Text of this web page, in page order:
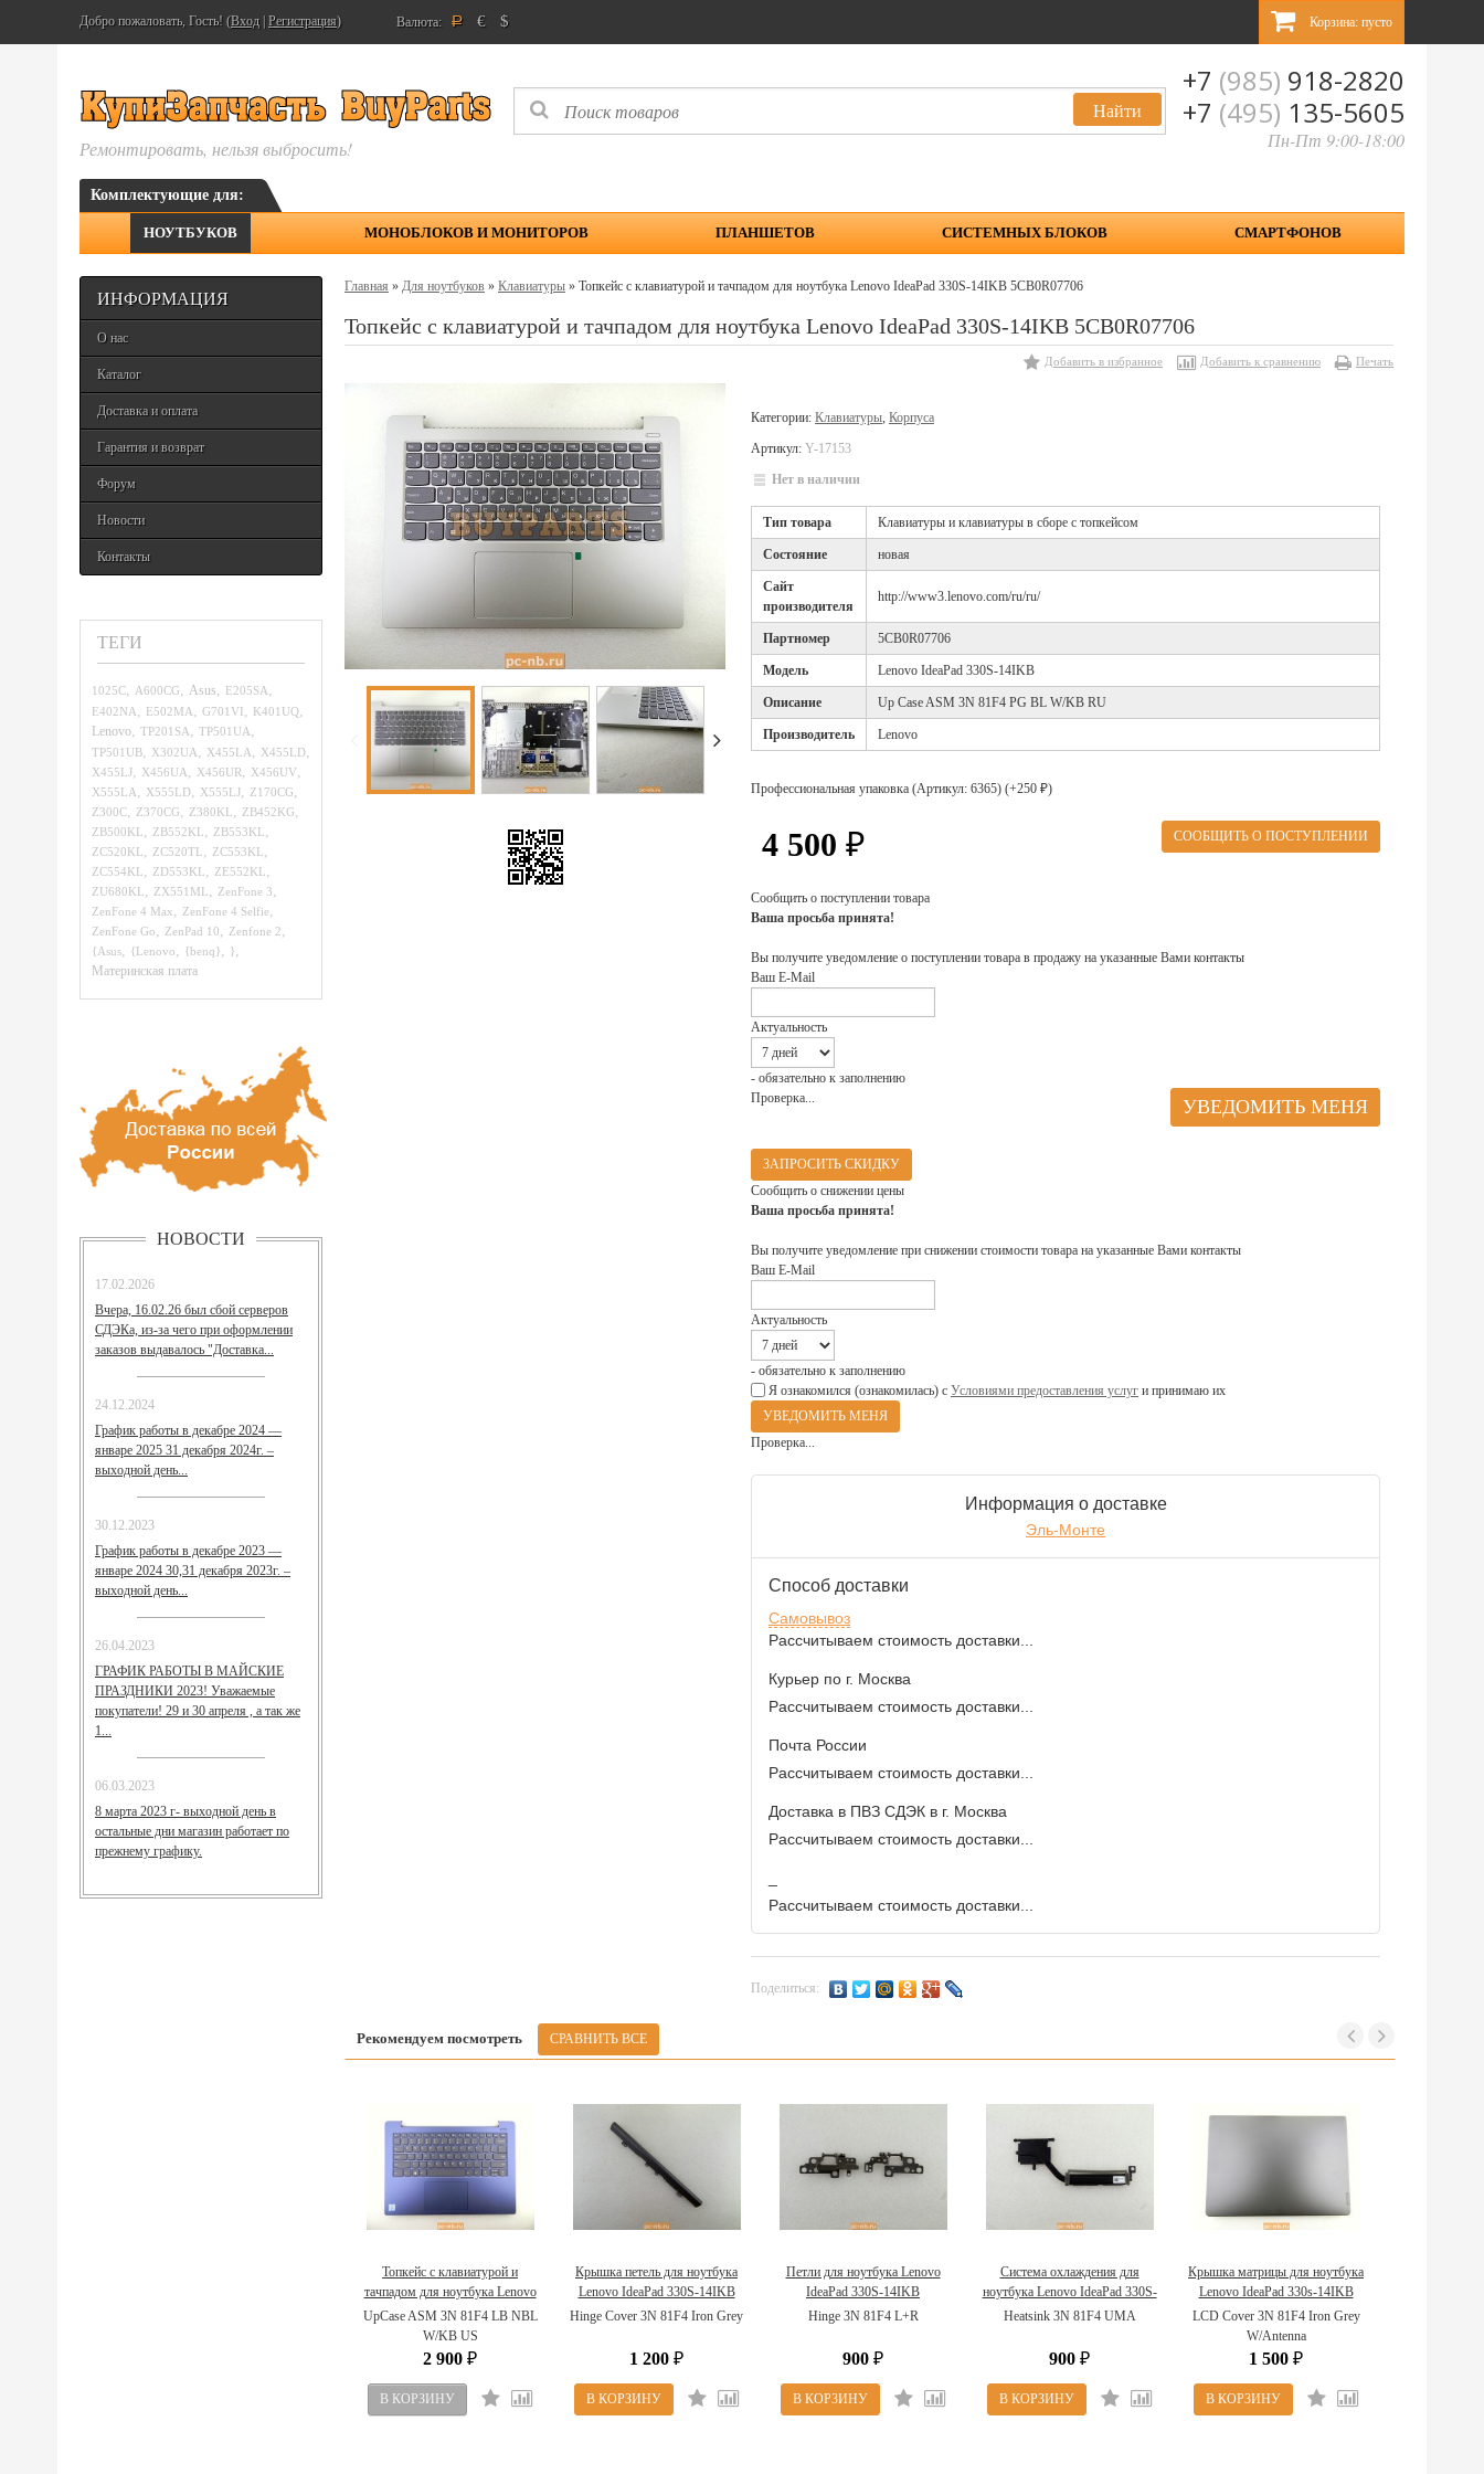
Добро пожаловать, Гость! (Вход Регистрация) Валюта: Р € $ Корзина: пусто
Ремонтировать, нельзя выбросить!
+7 (985) 918-2820
+7 (495) 135-5605
Пн-Пт 9:00-18:00
Комплектующие для:
НОУТБУКОВ МОНОБЛОКОВ И МОНИТОРОВ ПЛАНШЕТОВ СИСТЕМНЫХ БЛОКОВ СМАРТФОНОВ
ИНФОРМАЦИЯ
О нас
Каталог
Доставка и оплата
Гарантия и возврат
Форум
Новости
Контакты
ТЕГИ
1025C, A600CG, Asus, E205SA,
E402NA, E502MA, G701VI, K401UQ,
Lenovo, TP201SA, TP501UA,
TP501UB, X302UA, X455LA, X455LD,
X455LJ, X456UA, X456UR, X456UV,
X555LA, X555LD, X555LJ, Z170CG,
Z300C, Z370CG, Z380KL, ZB452KG,
ZB500KL, ZB552KL, ZB553KL,
ZC520KL, ZC520TL, ZC553KL,
ZC554KL, ZD553KL, ZE552KL,
ZU680KL, ZX551ML, ZenFone 3,
ZenFone 4 Max, ZenFone 4 Selfie,
ZenFone Go, ZenPad 10, Zenfone 2,
{Asus, {Lenovo, {benq}, },
Материнская плата
НОВОСТИ
17.02.2026
Вчера, 16.02.26 был сбой серверов
СДЭКа, из-за чего при оформлении
заказов выдавалось "Доставка...
24.12.2024
График работы в декабре 2024 —
январе 2025 31 декабря 2024г. –
выходной день...
30.12.2023
График работы в декабре 2023 —
январе 2024 30,31 декабря 2023г. –
выходной день...
26.04.2023
ГРАФИК РАБОТЫ В МАЙСКИЕ
ПРАЗДНИКИ 2023! Уважаемые
покупатели! 29 и 30 апреля , а так же
1...
06.03.2023
8 марта 2023 г- выходной день в
остальные дни магазин работает по
прежнему графику.
Главная » Для ноутбуков » Клавиатуры » Топкейс с клавиатурой и тачпадом для ноутбука Lenovo IdeaPad 330S-14IKB 5CB0R07706
Топкейс с клавиатурой и тачпадом для ноутбука Lenovo IdeaPad 330S-14IKB 5CB0R07706
Добавить в избранное Добавить к сравнению Печать
Категории: Клавиатуры, Корпуса
Артикул: Y-17153
Нет в наличии
Тип товара Клавиатуры и клавиатуры в сборе с топкейсом
Cостояние новая
Cайт
производителя
http://www3.lenovo.com/ru/ru/
Партномер 5CB0R07706
Модель Lenovo IdeaPad 330S-14IKB
Описание Up Case ASM 3N 81F4 PG BL W/KB RU
Производитель Lenovo
Профессиональная упаковка (Артикул: 6365) (+250 ₽)
4 500 ₽
Сообщить о поступлении товара
Ваша просьба принята!
Вы получите уведомление о поступлении товара в продажу на указанные Вами контакты
Ваш E-Mail
Актуальность
- обязательно к заполнению
Проверка...
ЗАПРОСИТЬ СКИДКУ
Сообщить о снижении цены
Ваша просьба принята!
Вы получите уведомление при снижении стоимости товара на указанные Вами контакты
Ваш E-Mail
Актуальность
- обязательно к заполнению
Я ознакомился (ознакомилась) с Условиями предоставления услуг и принимаю их
Проверка...
Информация о доставке
Эль-Монте
Способ доставки
Самовывоз
Рассчитываем стоимость доставки...
Курьер по г. Москва
Рассчитываем стоимость доставки...
Почта России
Рассчитываем стоимость доставки...
Доставка в ПВЗ СДЭК в г. Москва
Рассчитываем стоимость доставки...
Рассчитываем стоимость доставки...
Поделиться:
Рекомендуем посмотреть
Топкейс с клавиатурой и
тачпадом для ноутбука Lenovo
IdeaPad 330S-14IKB
5CB0R07620 (английская)
UpCase ASM 3N 81F4 LB NBL
W/KB US
2 900 ₽
Крышка петель для ноутбука
Lenovo IdeaPad 330S-14IKB
5CB0R57323
Hinge Cover 3N 81F4 Iron Grey
1 200 ₽
Петли для ноутбука Lenovo
IdeaPad 330S-14IKB
5H50R07765
Hinge 3N 81F4 L+R
900 ₽
Система охлаждения для
ноутбука Lenovo IdeaPad 330S-
14IKB 5H40R07692
Heatsink 3N 81F4 UMA
900 ₽
Крышка матрицы для ноутбука
Lenovo IdeaPad 330s-14IKB
5CB0R57330
LCD Cover 3N 81F4 Iron Grey
W/Antenna
1 500 ₽